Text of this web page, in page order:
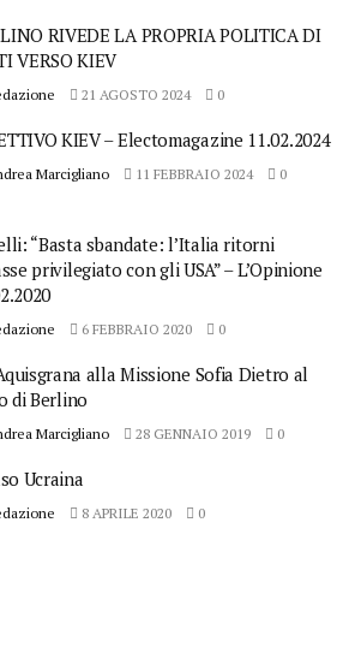
RIVEDE LA PROPRIA POLITICA DI
VERSO KIEV
21 AGOSTO 2024 0
KIEV – Electomagazine 11.02.2024
Marcigliano 11 FEBBRAIO 2024 0
“Basta sbandate: l’Italia ritorni
privilegiato con gli USA” – L’Opinione
6 FEBBRAIO 2020 0
alla Missione Sofia Dietro al
di Berlino
Marcigliano 28 GENNAIO 2019 0
Ucraina
8 APRILE 2020 0